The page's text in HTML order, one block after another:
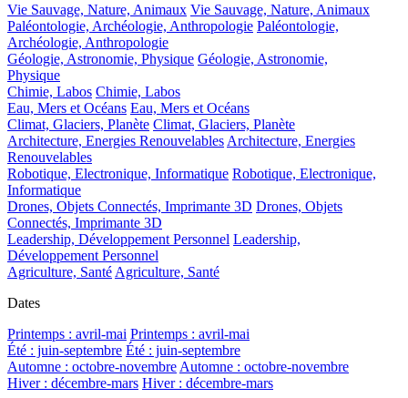
Vie Sauvage, Nature, Animaux Vie Sauvage, Nature, Animaux
Paléontologie, Archéologie, Anthropologie Paléontologie,
Archéologie, Anthropologie
Géologie, Astronomie, Physique Géologie, Astronomie,
Physique
Chimie, Labos Chimie, Labos
Eau, Mers et Océans Eau, Mers et Océans
Climat, Glaciers, Planète Climat, Glaciers, Planète
Architecture, Energies Renouvelables Architecture, Energies
Renouvelables
Robotique, Electronique, Informatique Robotique, Electronique,
Informatique
Drones, Objets Connectés, Imprimante 3D Drones, Objets
Connectés, Imprimante 3D
Leadership, Développement Personnel Leadership,
Développement Personnel
Agriculture, Santé Agriculture, Santé
Dates
Printemps : avril-mai Printemps : avril-mai
Été : juin-septembre Été : juin-septembre
Automne : octobre-novembre Automne : octobre-novembre
Hiver : décembre-mars Hiver : décembre-mars